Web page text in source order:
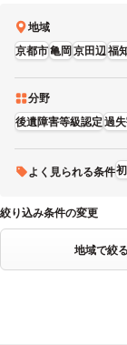
地域
京都市亀岡京田辺福
分野
後遺障害等級認定過
よく見られる条件
絞り込み条件の変更
地域で絞る